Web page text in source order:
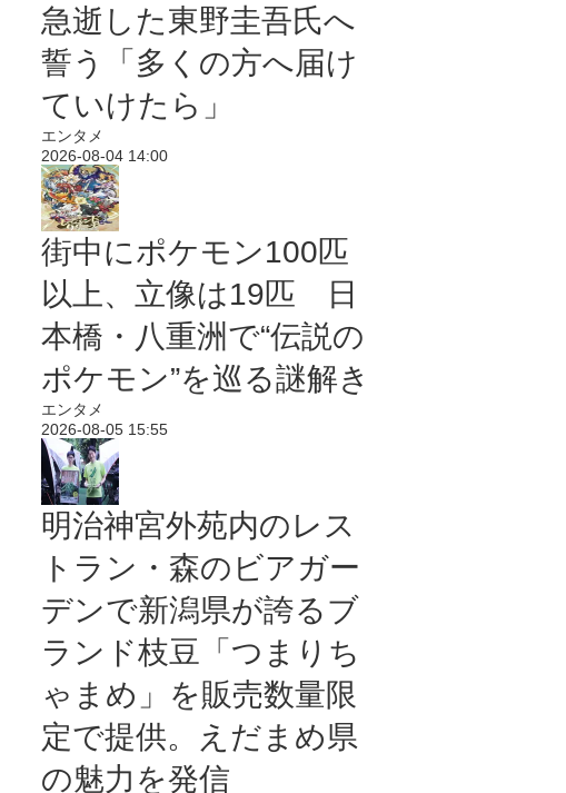
急逝した東野圭吾氏へ
誓う「多くの方へ届け
ていけたら」
エンタメ
2026-08-04 14:00
街中にポケモン100匹
以上、立像は19匹 日
本橋・八重洲で“伝説の
ポケモン”を巡る謎解き
エンタメ
2026-08-05 15:55
明治神宮外苑内のレス
トラン・森のビアガー
デンで新潟県が誇るブ
ランド枝豆「つまりち
ゃまめ」を販売数量限
定で提供。えだまめ県
の魅力を発信